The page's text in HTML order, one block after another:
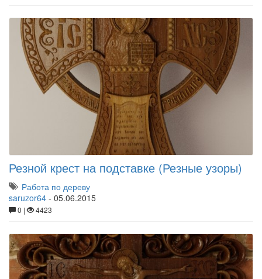
Резной крест на подставке (Резные узоры)
Работа по дереву
saruzor64 - 05.06.2015
0 | 4423